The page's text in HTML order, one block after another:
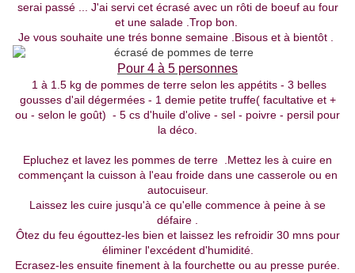
serai passé ... J'ai servi cet écrasé avec un rôti de boeuf au four
et une salade .Trop bon.
Je vous souhaite une trés bonne semaine .Bisous et à bientôt .
Pour 4 à 5 personnes
1 à 1.5 kg de pommes de terre selon les appétits - 3 belles
gousses d'ail dégermées - 1 demie petite truffe( facultative et +
ou - selon le goût) - 5 cs d'huile d'olive - sel - poivre - persil pour
la déco.
Epluchez et lavez les pommes de terre .Mettez les à cuire en
commençant la cuisson à l'eau froide dans une casserole ou en
autocuiseur.
Laissez les cuire jusqu'à ce qu'elle commence à peine à se
défaire .
Ôtez du feu égouttez-les bien et laissez les refroidir 30 mns pour
éliminer l'excédent d'humidité.
Ecrasez-les ensuite finement à la fourchette ou au presse purée.